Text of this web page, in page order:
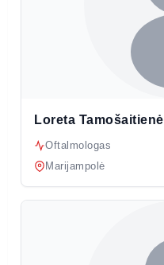
Loreta Tamošaitienė
Oftalmologas
Marijampolė